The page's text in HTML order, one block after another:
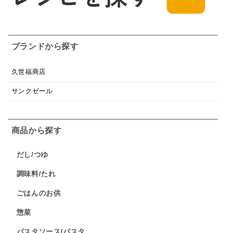
ブランドから探す
久世福商店
サンクゼール
商品から探す
だし/つゆ
調味料/たれ
ごはんのお供
惣菜